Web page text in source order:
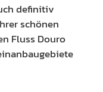
definitiv
schönen
Fluss Douro